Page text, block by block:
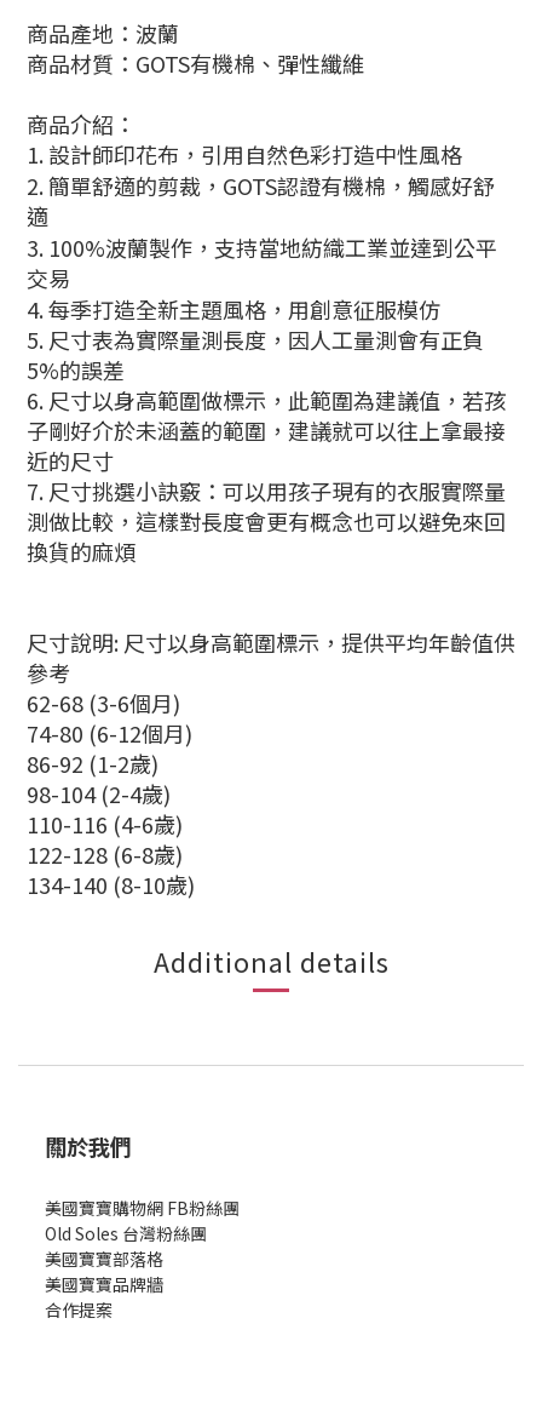
商品產地：波蘭
商品材質：GOTS有機棉、彈性纖維
商品介紹：
1.設計師印花布，引用自然色彩打造中性風格
2.簡單舒適的剪裁， GOTS認證有機棉，觸感好舒
適
3. 100%波蘭製作，支持當地紡織工業並達到公平
交易
4.每季打造全新主題風格，用創意征服模仿
5. 尺寸表為實際量測長度，因人工量測會有正負
5%的誤差
6. 尺寸以身高範圍做標示，此範圍為建議值，若孩
子剛好介於未涵蓋的範圍，建議就可以往上拿最接
近的尺寸
7. 尺寸挑選小訣竅：可以用孩子現有的衣服實際量
測做比較，這樣對長度會更有概念也可以避免來回
換貨的麻煩
尺寸說明: 尺寸以身高範圍標示，提供平均年齡值供
參考
62-68 (3-6個月)
74-80 (6-12個月)
86-92 (1-2歲)
98-104 (2-4歲)
110-116 (4-6歲)
122-128 (6-8歲)
134-140 (8-10歲)
Additional details
關於我們
美國寶寶購物網 FB粉絲團
Old Soles 台灣粉絲團
美國寶寶部落格
美國寶寶品牌牆
合作提案